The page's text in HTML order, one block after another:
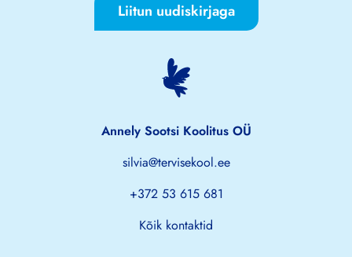
Liitun uudiskirjaga
Annely Sootsi Koolitus OÜ
silvia@tervisekool.ee
+372 53 615 681
Kõik kontaktid